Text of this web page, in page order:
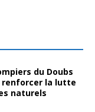
du Doubs
la lutte
naturels